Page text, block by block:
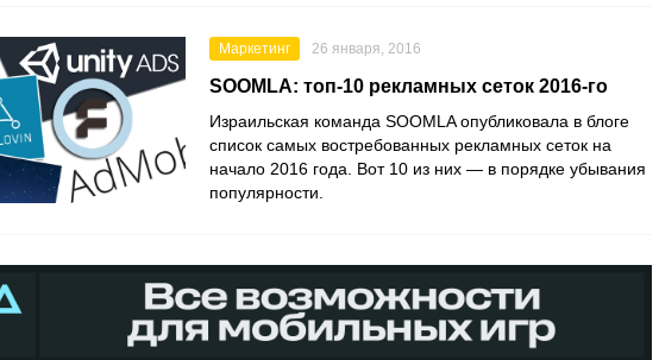
Маркетинг 26 января, 2016
SOOMLA: топ-10 рекламных сеток 2016-го
Израильская команда SOOMLA опубликовала в блоге
список самых востребованных рекламных сеток на
начало 2016 года. Вот 10 из них — в порядке убывания
популярности.